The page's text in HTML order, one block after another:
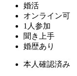
婚活
オンライン可
1人参加
聞き上手
婚歴あり
本人確認済み